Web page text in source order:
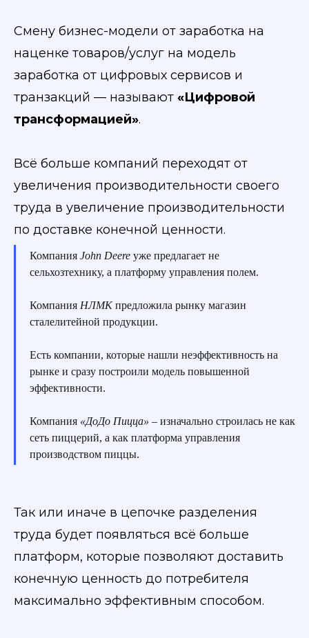
Смену бизнес-модели от заработка на
наценке товаров/услуг на модель
заработка от цифровых сервисов и
транзакций — называют «Цифровой
трансформацией».
Всё больше компаний переходят от
увеличения производительности своего
труда в увеличение производительности
по доставке конечной ценности.
Компания John Deere уже предлагает не
сельхозтехнику, а платформу управления полем.
Компания НЛМКпредложила рынку магазин
сталелитейной продукции.
Есть компании, которые нашли неэффективность на
рынке и сразу построили модель повышенной
эффективности.
Компания «ДоДо Пицца» – изначально строилась не как
сеть пиццерий, а как платформа управления
производством пиццы.
Так или иначе в цепочке разделения
труда будет появляться всё больше
платформ, которые позволяют доставить
конечную ценность до потребителя
максимально эффективным способом.